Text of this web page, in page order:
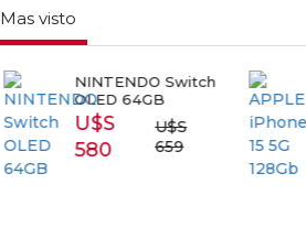
Mas visto
NINTENDO Switch
OLED 64GB
U$S
580
U$S
659